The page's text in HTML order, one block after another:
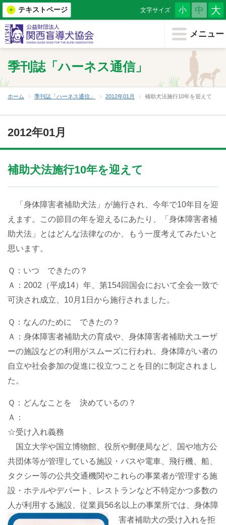
メニュー
テキストページ 文字サイズ 小 中 大
メニューを閉じる
協会について
盲導犬を知る
盲導犬を希望する
盲導犬クイール
個人情報保護方針
お問い合わせ
リンク
季刊誌「ハーネス通信」
ホーム 季刊誌「ハーネス通信」 2012年01月 補助犬法施行10年を迎えて
2012年01月
補助犬法施行10年を迎えて
「身体障害者補助犬法」が施行され、今年で10年目を迎
えます。この節目の年を迎えるにあたり、「身体障害者補
助犬法」とはどんな法律なのか、もう一度考えてみたいと
思います。
Ｑ：いつ できたの？
Ａ：2002（平成14）年、第154回国会において全会一致で
可決され成立、10月1日から施行されました。
Ｑ：なんのために できたの？
Ａ：身体障害者補助犬の育成や、身体障害者補助犬ユーザ
ーの施設などの利用がスムーズに行われ、身体障がい者の
自立や社会参加の促進に役立つことを目的に制定されまし
た。
Ｑ：どんなことを 決めているの？
Ａ：
☆受け入れ義務
国立大学や国立博物館、役所や郵便局など、国や地方公
共団体等が管理している施設・バスや電車、飛行機、船、
タクシー等の公共交通機関やこれらの事業者が管理する施
設・ホテルやデパート、レストランなど不特定かつ多数の
人が利用する施設、従業員56名以上の事業所では、身体障
害者補助犬の受け入れを拒